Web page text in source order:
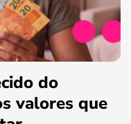
do
valores que